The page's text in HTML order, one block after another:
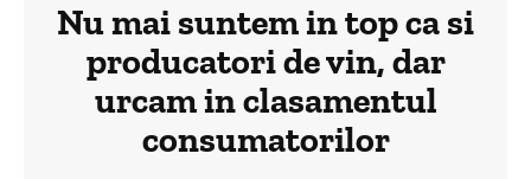
Nu mai suntem in top ca si
producatori de vin, dar
urcam in clasamentul
consumatorilor